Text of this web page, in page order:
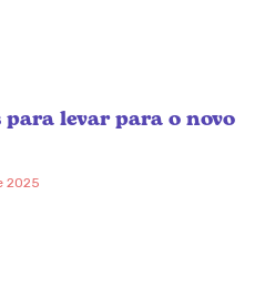
levar para o novo
2025